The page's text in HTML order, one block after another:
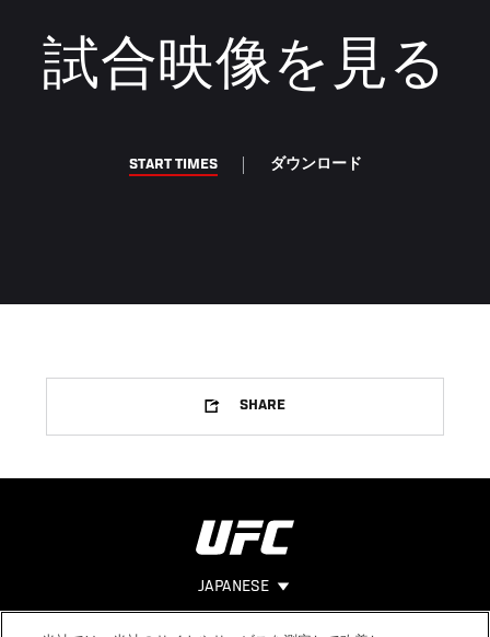
試合映像を見る
START TIMES ダウンロード
SHARE
JAPANESE